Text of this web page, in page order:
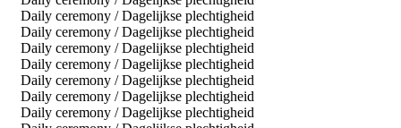
Daily ceremony / Dagelijkse plechtigheid
Daily ceremony / Dagelijkse plechtigheid
Daily ceremony / Dagelijkse plechtigheid
Daily ceremony / Dagelijkse plechtigheid
Daily ceremony / Dagelijkse plechtigheid
Daily ceremony / Dagelijkse plechtigheid
Daily ceremony / Dagelijkse plechtigheid